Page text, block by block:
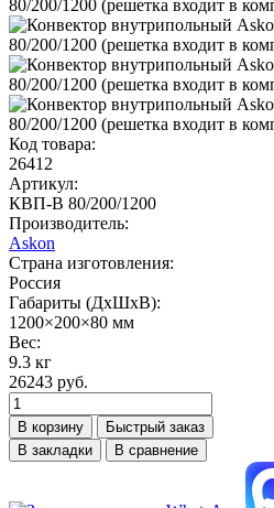
Код товара:
26412
Артикул:
КВП-В 80/200/1200
Производитель:
Askon
Страна изготовления:
Россия
Габариты (ДхШхВ):
1200×200×80 мм
Вес:
9.3 кг
26243 руб.
В корзину
Быстрый заказ
В закладки
В сравнение